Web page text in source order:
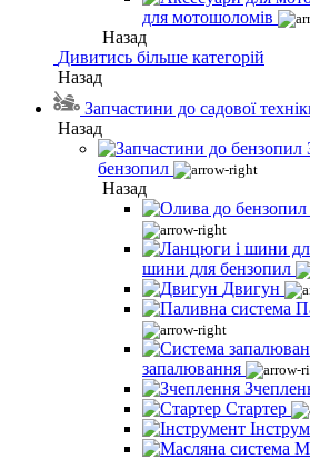
для мотошоломів
Назад
Дивитись більше категорій
Назад
Запчастини до садової
Назад
бензопил
Назад
шини для бензопил
Двигун
запалювання
Стартер